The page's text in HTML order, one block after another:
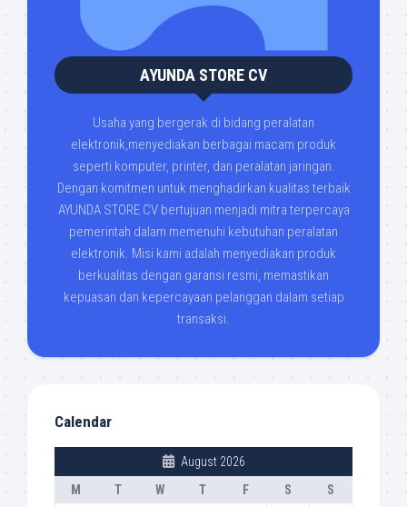
AYUNDA STORE CV
Usaha yang bergerak di bidang peralatan
elektronik,menyediakan berbagai macam produk
seperti komputer, printer, dan peralatan jaringan.
Dengan komitmen untuk menghadirkan kualitas terbaik
AYUNDA STORE CV bertujuan menjadi mitra terpercaya
pemerintah dalam memenuhi kebutuhan peralatan
elektronik. Misi kami adalah menyediakan produk
berkualitas dengan garansi resmi, memastikan
kepuasan dan kepercayaan pelanggan dalam setiap
transaksi.
Calendar
August 2026
M
T W T F S
S